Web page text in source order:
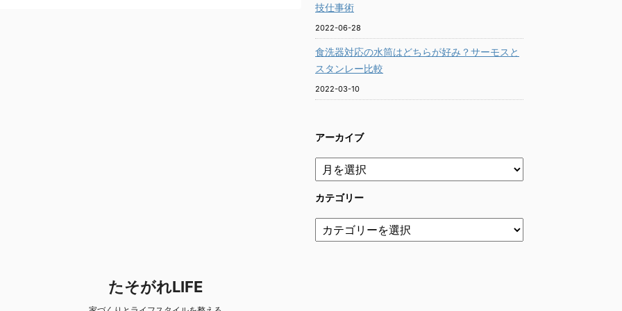
技仕事術
2022-06-28
食洗器対応の水筒はどちらが好み？サーモスと
スタンレー比較
2022-03-10
アーカイブ
カテゴリー
たそがれLIFE